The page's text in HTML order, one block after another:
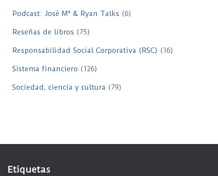
Podcast: José Mª & Ryan Talks (6)
Reseñas de libros (75)
Responsabilidad Social Corporativa (RSC) (16)
Sistema financiero (126)
Sociedad, ciencia y cultura (79)
Etiquetas